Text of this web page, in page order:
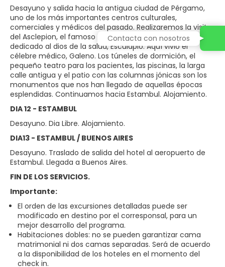
Desayuno y salida hacia la antigua ciudad de Pérgamo,
uno de los más importantes centros culturales,
comerciales y médicos del pasado. Realizaremos la visita
del Asclepion, el famoso hospital del mundo antiguo,
dedicado al dios de la salud, Esculapio. Aquí vivió el
célebre médico, Galeno. Los túneles de dormición, el
pequeño teatro para los pacientes, las piscinas, la larga
calle antigua y el patio con las columnas jónicas son los
monumentos que nos han llegado de aquellas épocas
esplendidas. Continuamos hacia Estambul. Alojamiento.
DIA 12 - ESTAMBUL
Desayuno. Dia Libre. Alojamiento.
DIA13 - ESTAMBUL / BUENOS AIRES
Desayuno. Traslado de salida del hotel al aeropuerto de
Estambul. Llegada a Buenos Aires.
FIN DE LOS SERVICIOS.
Importante:
El orden de las excursiones detalladas puede ser
modificado en destino por el corresponsal, para un
mejor desarrollo del programa.
Habitaciones dobles: no se pueden garantizar cama
matrimonial ni dos camas separadas. Será de acuerdo
a la disponibilidad de los hoteles en el momento del
check in.
Contacta con nosotros